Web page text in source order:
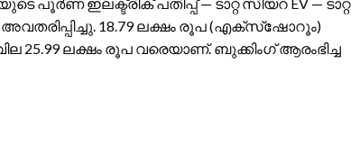
18.79 ലക്ഷം രൂപ (എക്‌സ്‌ഷോറൂം)
25.99 ലക്ഷം രൂപ വരെയാണ്. ബുക്കിംഗ് ആരംഭിച്ച